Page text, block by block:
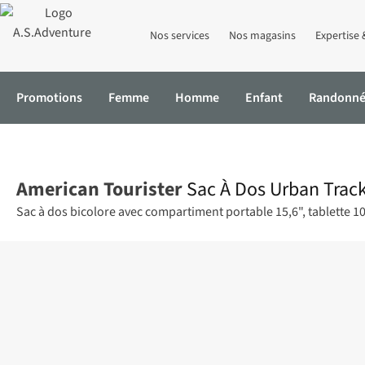
Nos services Nos magasins Expertise
Promotions Femme Homme Enfant
American TouristerSac À Dos Urban
Sac à dos bicolore avec compartiment portable 15,6", tablette